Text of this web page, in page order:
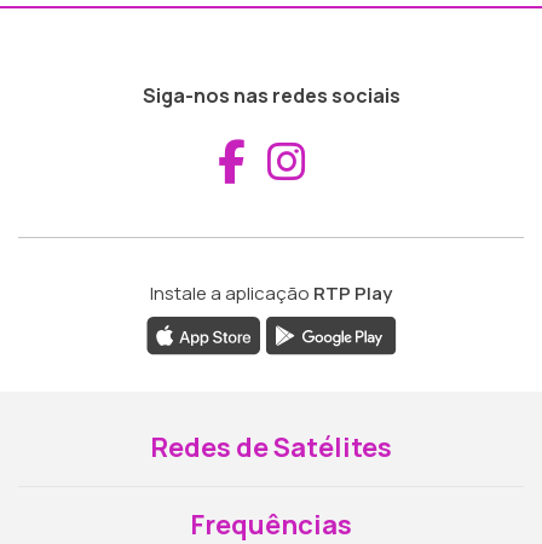
Siga-nos nas redes sociais
Aceder ao
Instale a aplicação RTP Play
Redes de Satélites
Frequências